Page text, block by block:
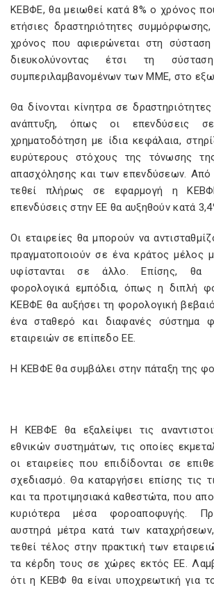
ΚΕΒΦΕ, θα μειωθεί κατά 8% ο χρόνος
ετήσιες δραστηριότητες
χρόνος που αφιερώνεται στη σύσταση
διευκολύνοντας έτσι τη σύσταση
συμπεριλαμβανομένων των ΜΜΕ, στο
Θα δίνονται κίνητρα σε
ανάπτυξη, όπως οι επενδύσεις
χρηματοδότηση με ίδια κεφάλαια,
ευρύτερους στόχους της τόνωσης
απασχόλησης και των επενδύσεων. Από
τεθεί πλήρως σε εφαρμογή η
επενδύσεις στην ΕΕ θα αυξηθούν κατά
Οι εταιρείες θα μπορούν να
πραγματοποιούν σε ένα κράτος μέλος
υφίστανται σε άλλο. Επίσης, θα
φορολογικά εμπόδια, όπως η διπλή
ΚΕΒΦΕ θα αυξήσει τη φορολογική
ένα σταθερό και διαφανές σύστημα
εταιρειών σε επίπεδο ΕΕ.
Η ΚΕΒΦΕ θα συμβάλει στην πάταξη της
Η ΚΕΒΦΕ θα εξαλείψει τις
εθνικών συστημάτων, τις οποίες
οι εταιρείες που επιδίδονται σε
σχεδιασμό. Θα καταργήσει επίσης τις
και τα προτιμησιακά καθεστώτα, που
κυριότερα μέσα φοροαποφυγής.
αυστηρά μέτρα κατά των
τεθεί τέλος στην πρακτική των
τα κέρδη τους σε χώρες εκτός ΕΕ.
ότι η ΚΕΒΦ θα είναι υποχρεωτική για